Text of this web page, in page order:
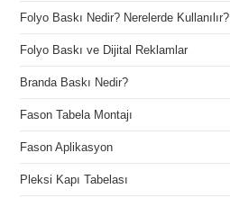
Folyo Baskı Nedir? Nerelerde Kullanılır?
Folyo Baskı ve Dijital Reklamlar
Branda Baskı Nedir?
Fason Tabela Montajı
Fason Aplikasyon
Pleksi Kapı Tabelası